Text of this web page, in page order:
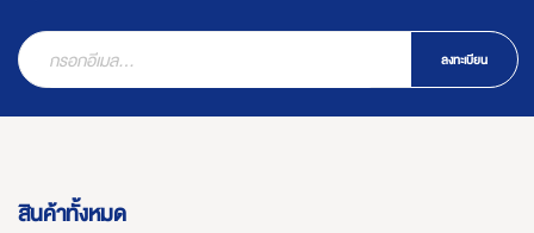
ลงทะเบียน
สินค้าทั้งหมด